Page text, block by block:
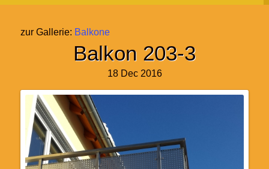
zur Gallerie: Balkone
Balkon 203-3
18 Dec 2016